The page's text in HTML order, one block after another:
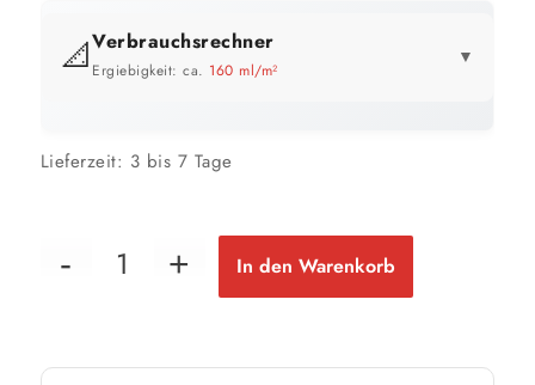
📐Verbrauchsrechner
Ergiebigkeit: ca. 160 ml/m²
▼
bis ca.8 m²
2 Anstriche
1 Anstrich
bis ca.16 m²
2 Anstriche
1 Anstrich
bis ca.
2 Anstriche
bis ca.78 m²
Lieferzeit: 3 bis 7 Tage
In den Warenkorb